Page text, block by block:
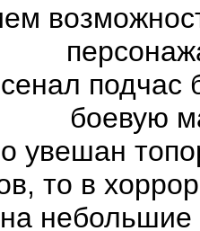
боевую
увешан
то в
на